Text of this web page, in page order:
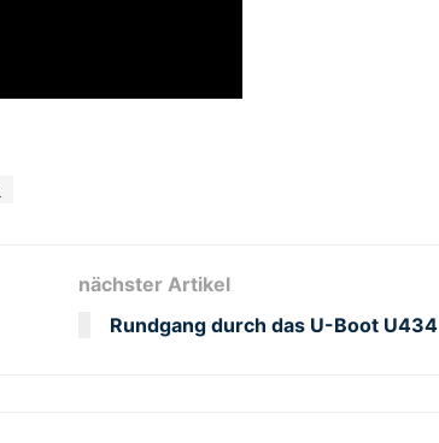
nächster Artikel
Rundgang durch das U-Boot U434